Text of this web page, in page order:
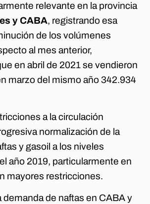
relevante en la provincia
y CABA, registrando esa
de los volúmenes
al mes anterior,
en abril de 2021 se vendieron
marzo del mismo año 342.934
a la circulación
normalización de la
y gasoil a los niveles
año 2019, particularmente en
mayores restricciones.
demanda de naftas en CABA y